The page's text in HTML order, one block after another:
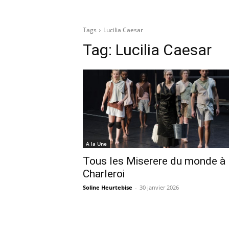
Tags Lucilia Caesar
Tag: Lucilia Caesar
A la Une
Tous les Miserere du monde à
Charleroi
Soline Heurtebise - 30 janvier 2026